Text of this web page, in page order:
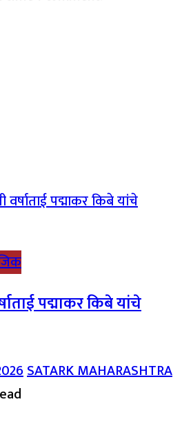
पद्माकर किबे यांचे
SATARK MAHARASHTRA